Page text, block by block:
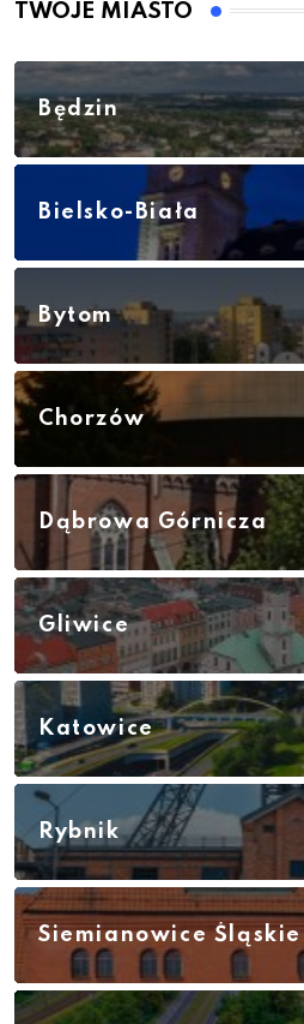
TWOJE MIASTO
Będzin
Bielsko-Biała
Bytom
Chorzów
Dąbrowa Górnicza
Gliwice
Katowice
Rybnik
Siemianowice Śląskie